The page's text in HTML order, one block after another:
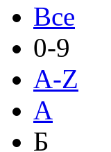
Все
0-9
A-Z
А
Б